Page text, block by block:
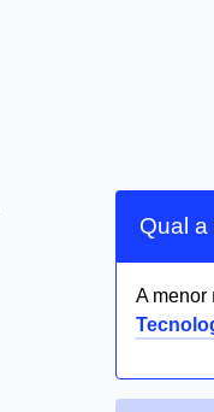
Qual
A menor